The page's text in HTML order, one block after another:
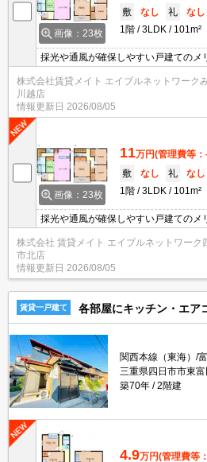
画像：23枚
敷
なし 礼
なし
1階
3LDK 101m²
採光や通風が確保しやすい戸建てのメ
放感あふれる暮らしをしてみませんか
ーキッチン設備♪
株式会社賃貸メイト エイブルネットワーク
川越店
情報更新日 2026/08/05
画像：23枚
11万円(管理費等：
敷
なし 礼
なし
1階
3LDK 101m²
採光や通風が確保しやすい戸建てのメ
放感あふれる暮らしをしてみませんか
ーキッチン設備♪
株式会社 賃貸メイト エイブルネットワーク
市北店
情報更新日 2026/08/05
賃貸一戸建て 各部屋にキッチン・エア
関西本線（東海）/
三重県四日市市東
築70年
2階建
4.9万円(管理費等